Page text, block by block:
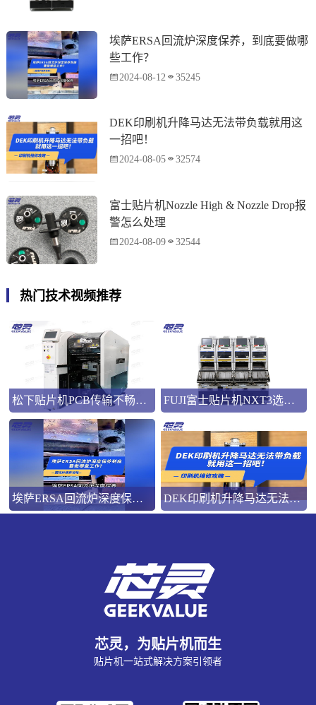
埃萨ERSA回流炉深度保养，到底要做哪
些工作？
2024-08-12 35245
DEK印刷机升降马达无法带负载就用这
一招吧！
2024-08-05 32574
富士贴片机Nozzle High & Nozzle Drop报
警怎么处理
2024-08-09 32544
热门技术视频推荐
松下贴片机PCB传输不畅的原因与处理方法 FUJI富士贴片机NXT3选M3 III还是M6三代机？看完这篇告别纠结！
埃萨ERSA回流炉深度保养，到底要做哪些工作？ DEK印刷机升降马达无法带负载就用这一招吧！
芯灵，为贴片机而生
贴片机一站式解决方案引领者